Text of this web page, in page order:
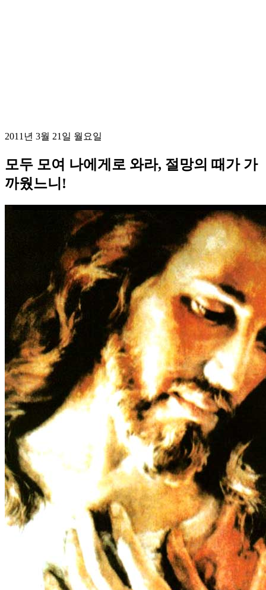
2011년 3월 21일 월요일
모두 모여 나에게로 와라, 절망의 때가 가
까웠느니!